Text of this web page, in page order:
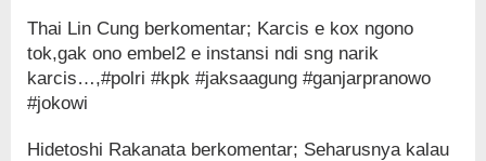
Thai Lin Cung berkomentar; Karcis e kox ngono
tok,gak ono embel2 e instansi ndi sng narik
karcis…,#polri #kpk #jaksaagung #ganjarpranowo
#jokowi
Hidetoshi Rakanata berkomentar; Seharusnya kalau